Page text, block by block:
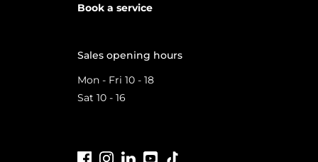
Book a service
Sales opening hours
Mon - Fri 10 - 18
Sat 10 - 16
FacebookInstagramLinkedInYoutube